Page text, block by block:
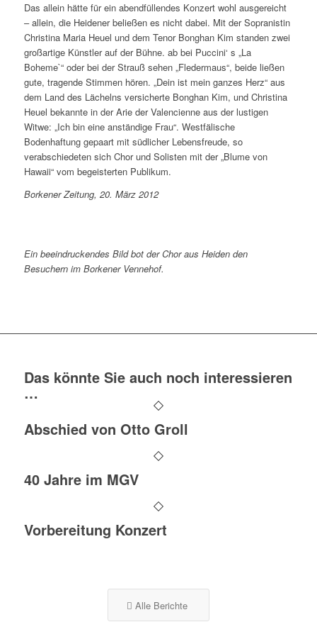
Das allein hätte für ein abendfüllendes Konzert wohl ausgereicht
– allein, die Heidener beließen es nicht dabei. Mit der Sopranistin
Christina Maria Heuel und dem Tenor Bonghan Kim standen zwei
großartige Künstler auf der Bühne. ab bei Puccini‘ s „La
Boheme`“ oder bei der Strauß sehen „Fledermaus“, beide ließen
gute, tragende Stimmen hören. „Dein ist mein ganzes Herz“ aus
dem Land des Lächelns versicherte Bonghan Kim, und Christina
Heuel bekannte in der Arie der Valencienne aus der lustigen
Witwe: „Ich bin eine anständige Frau“. Westfälische
Bodenhaftung gepaart mit südlicher Lebensfreude, so
verabschiedeten sich Chor und Solisten mit der „Blume von
Hawaii“ vom begeisterten Publikum.
Borkener Zeitung, 20. März 2012
Ein beeindruckendes Bild bot der Chor aus Heiden den
Besuchern im Borkener Vennehof.
Das könnte Sie auch noch interessieren
…
Abschied von Otto Groll
40 Jahre im MGV
Vorbereitung Konzert
Alle Berichte